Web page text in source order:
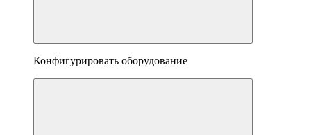
Конфигурировать оборудование